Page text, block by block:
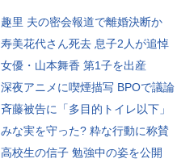
趣里 夫の密会報道で離婚決断か
寿美花代さん死去 息子2人が追悼
女優・山本舞香 第1子を出産
深夜アニメに喫煙描写 BPOで議論
斉藤被告に「多目的トイレ以下」
みな実を守った? 粋な行動に称賛
高校生の信子 勉強中の姿を公開